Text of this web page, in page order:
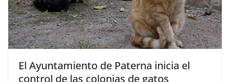
El Ayuntamiento de Paterna inicia el
control de las colonias de gatos